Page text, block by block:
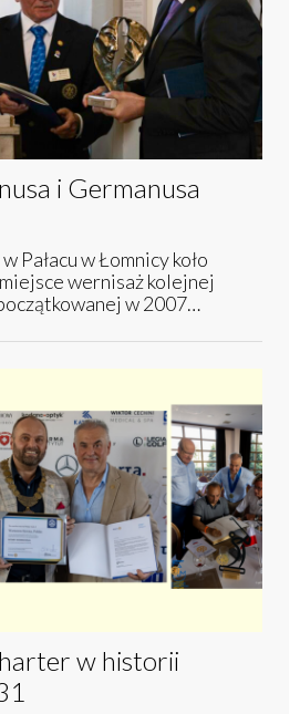
i Germanusa
Pałacu w Łomnicy koło
wernisaż kolejnej
w 2007…
w historii